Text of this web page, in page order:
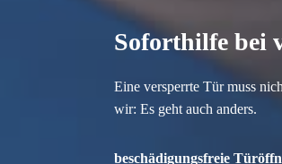
Soforthilfe bei
Eine versperrte Tür muss
wir: Es geht auch anders.
beschädigungsfreie